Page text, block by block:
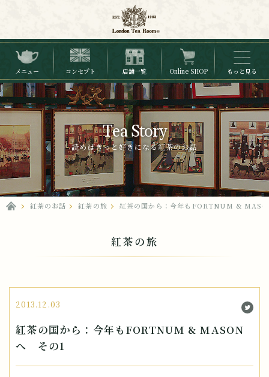
メニュー コンセプト 店舗一覧 Online SHOP もっと見る
Tea Story
読めばきっと好きになる紅茶のお話
紅茶のお話 紅茶の旅 紅茶の国から：今年もFORTNUM &
紅茶の旅
2013.12.03
紅茶の国から：今年もFORTNUM & MASON
へ その1